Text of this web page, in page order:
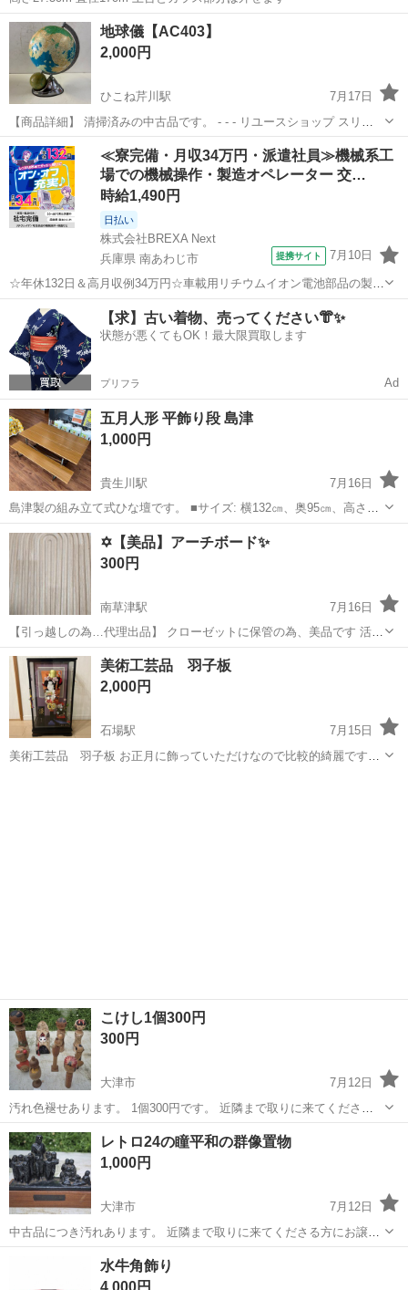
滋賀 大津市 石山寺駅 インテリア雑貨/小物
地球儀【AC403】
2,000円
ひこね芹川駅
7月17日
【商品詳細】 清掃済みの中古品です。 - - - リユースショップ スリー
アールから皆様へ - - - ご覧いただきありがとうございます。 当店で
は、障がいのある方と一緒に整備・清掃した中古品を販売しており
ま...
滋賀 彦根市 ひこね芹川駅 インテリア雑貨/小物 地球儀
≪寮完備・月収34万円・派遣社員≫機械系工
場での機械操作・製造オペレーター 交…
時給1,490円
日払い
株式会社BREXA Next
兵庫県 南あわじ市
提携サイト 7月10日
☆年休132日＆高月収例34万円☆車載用リチウムイオン電池部品の製造
／4勤2休でオフも充実♪／家具・家電付き社宅あり＆前払いで生活支援
物資が受け取れる◎／20〜40代男女活躍中！ 車載用リチウムイオン電
池部品の製造 車載用...
兵庫 南あわじ市 その他
【求】古い着物、売ってください👘✨
状態が悪くてもOK！最大限買取します
プリフラ Ad
五月人形 平飾り段 島津
1,000円
貴生川駅
7月16日
島津製の組み立て式ひな壇です。 ■サイズ: 横132㎝、奥95㎝、高さ37
㎝ ■素材: プラスチック製表面と金属フレーム ■重さ：14kg 【注意事
項】 ◆画像が商品の全てになります。 ◆傷・汚れ等に神経...
滋賀 甲賀市 貴生川駅 インテリア雑貨/小物
✡️【美品】アーチボード✨️
300円
南草津駅
7月16日
【引っ越しの為…代理出品】 クローゼットに保管の為、美品です 活用
していただける方へお譲りします ★プロフ必読の上、ご検討宜しくお
願いいたします🙇
滋賀 草津市 南草津駅 インテリア雑貨/小物
美術工芸品 羽子板
2,000円
石場駅
7月15日
美術工芸品 羽子板 お正月に飾っていただけなので比較的綺麗です。
こけし1個300円
300円
大津市
7月12日
汚れ色褪せあります。 1個300円です。 近隣まで取りに来てくださる
方にお譲りします 出品中のすべての物が自宅にあるわけではありませ
んので気になるものが複数ある方は早めにご連絡お願いします。 実物
を見てキャンセルでも構いま...
滋賀 大津市 インテリア雑貨/小物
レトロ24の瞳平和の群像置物
1,000円
大津市
7月12日
中古品につき汚れあります。 近隣まで取りに来てくださる方にお譲り
します 出品中のすべての物が自宅にあるわけではありませんので気に
なるものが複数ある方は早めにご連絡お願いします。 実物を見てキャ
ンセルでも構いません。 商品...
インテリア雑貨/小物
水牛角飾り
4,000円